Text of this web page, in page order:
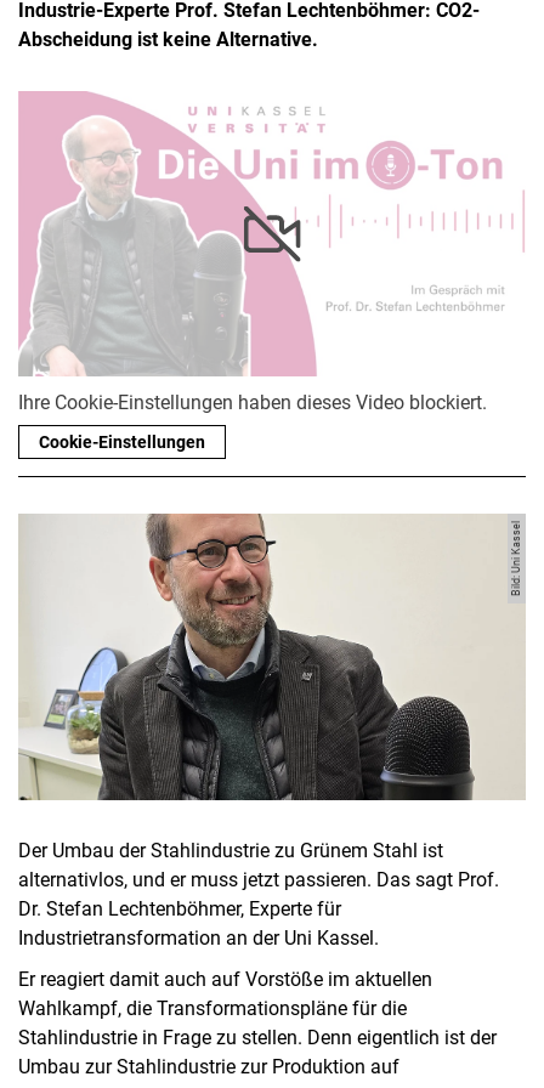
Industrie-Experte Prof. Stefan Lechtenböhmer: CO2-
Abscheidung ist keine Alternative.
Ihre Cookie-Einstellungen haben dieses Video blockiert.
Cookie-Einstellungen
Bild: Uni Kassel
Der Umbau der Stahlindustrie zu Grünem Stahl ist
alternativlos, und er muss jetzt passieren. Das sagt Prof.
Dr. Stefan Lechtenböhmer, Experte für
Industrietransformation an der Uni Kassel.
Er reagiert damit auch auf Vorstöße im aktuellen
Wahlkampf, die Transformationspläne für die
Stahlindustrie in Frage zu stellen. Denn eigentlich ist der
Umbau zur Stahlindustrie zur Produktion auf